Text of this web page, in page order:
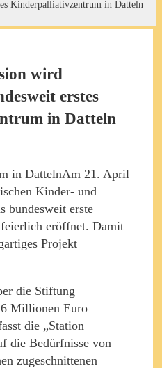
Kinderpalliativzentrum in Datteln
wird
erstes
in Datteln
Am 21. April
Kinder- und
bundesweit erste
eröffnet. Damit
Projekt
die Stiftung
Millionen Euro
die „Station
die Bedürfnisse von
zugeschnittenen